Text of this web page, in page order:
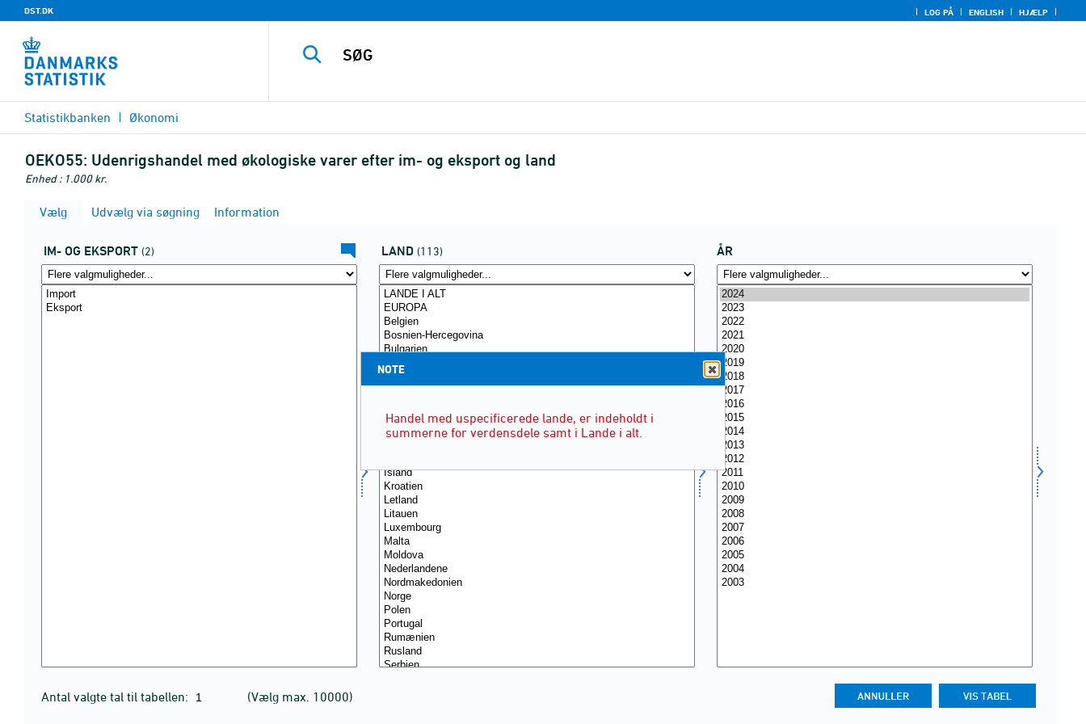
DST.DK LOG PÅ ENGLISH HJÆLP
Statistikbanken Økonomi
OEKO55: Udenrigshandel med økologiske varer efter im- og eksport og land
Enhed : 1.000 kr.
Vælg Udvælg via søgning Information
IM- OG EKSPORT (2) LAND (113) ÅR
Antal valgte tal til tabellen: (Vælg max. 10000)
NOTE
Handel med uspecificerede lande, er indeholdt i
summerne for verdensdele samt i Lande i alt.